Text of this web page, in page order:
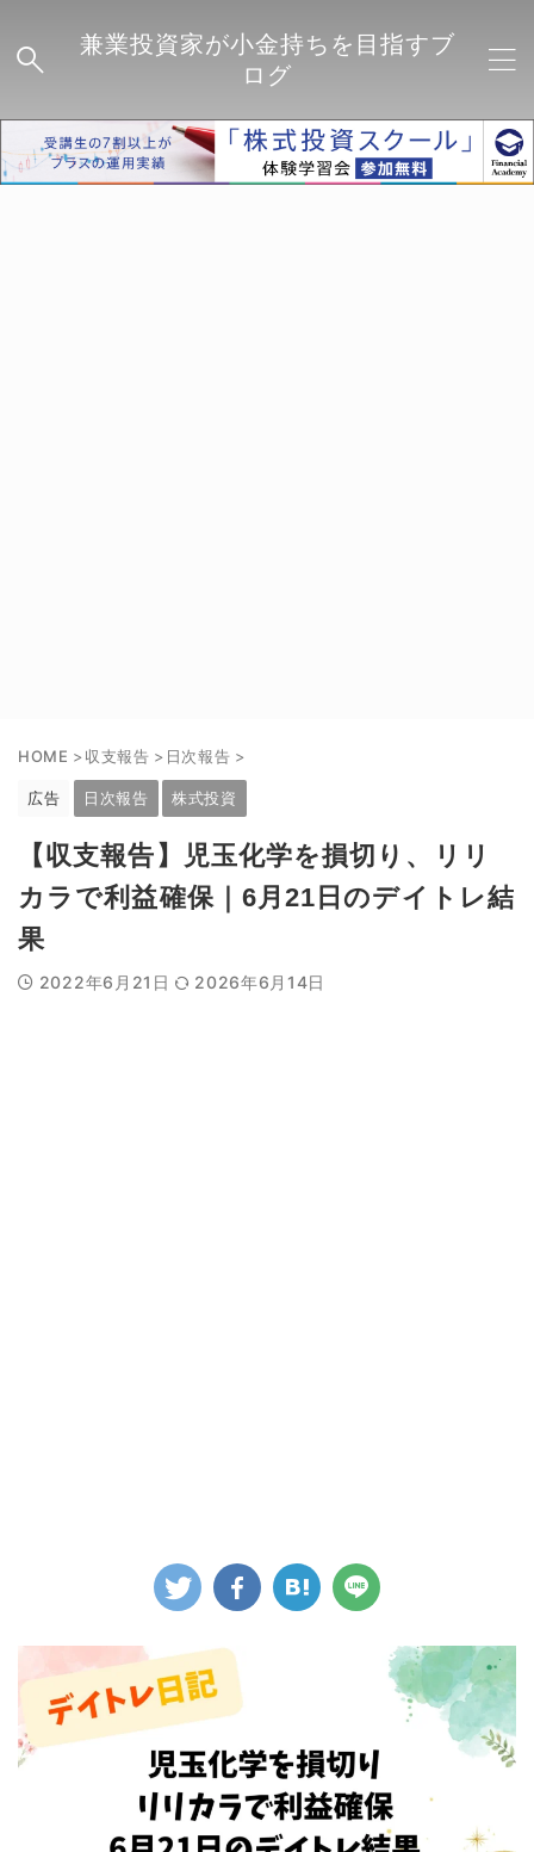
兼業投資家が小金持ちを目指すブ
ログ
HOME >収支報告 > 日次報告 >
広告 日次報告 株式投資
【収支報告】児玉化学を損切り、リリ
カラで利益確保｜6月21日のデイトレ結
果
2022年6月21日 2026年6月14日